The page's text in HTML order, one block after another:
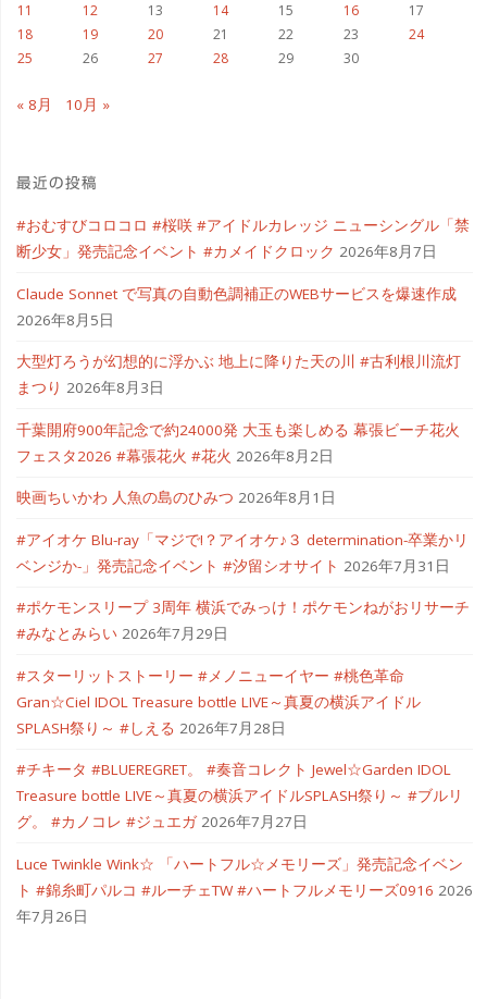
仮
カ
タ
リ
コ
デ
セ
ツ
ぃ
ん
11
12 13 14 15 16
17
18
19 20 21 22 23
24
25
26 27 28 29 30
« 8月 10月 »
最近の投稿
#おむすびコロコロ #桜咲 #アイドルカレッジ ニューシングル「禁
断少女」発売記念イベント #カメイドクロック 2026年8月7日
Claude Sonnet で写真の自動色調補正のWEBサービスを爆速作成
2026年8月5日
大型灯ろうが幻想的に浮かぶ 地上に降りた天の川 #古利根川流灯
まつり 2026年8月3日
千葉開府900年記念で約24000発 大玉も楽しめる 幕張ビーチ花火
フェスタ2026 #幕張花火 #花火 2026年8月2日
映画ちいかわ 人魚の島のひみつ 2026年8月1日
#アイオケ Blu-ray「マジで!？アイオケ♪３ determination-卒業かリ
ベンジか-」発売記念イベント #汐留シオサイト 2026年7月31日
#ポケモンスリープ 3周年 横浜でみっけ！ポケモンねがおリサーチ
#みなとみらい 2026年7月29日
#スターリットストーリー #メノニューイヤー #桃色革命
Gran☆Ciel IDOL Treasure bottle LIVE～真夏の横浜アイドル
SPLASH祭り～ #しえる 2026年7月28日
#チキータ #BLUEREGRET。 #奏音コレクト Jewel☆Garden IDOL
Treasure bottle LIVE～真夏の横浜アイドルSPLASH祭り～ #ブルリ
グ。 #カノコレ #ジュエガ 2026年7月27日
Luce Twinkle Wink☆ 「ハートフル☆メモリーズ」発売記念イベン
ト #錦糸町パルコ #ルーチェTW #ハートフルメモリーズ0916 2026
年7月26日